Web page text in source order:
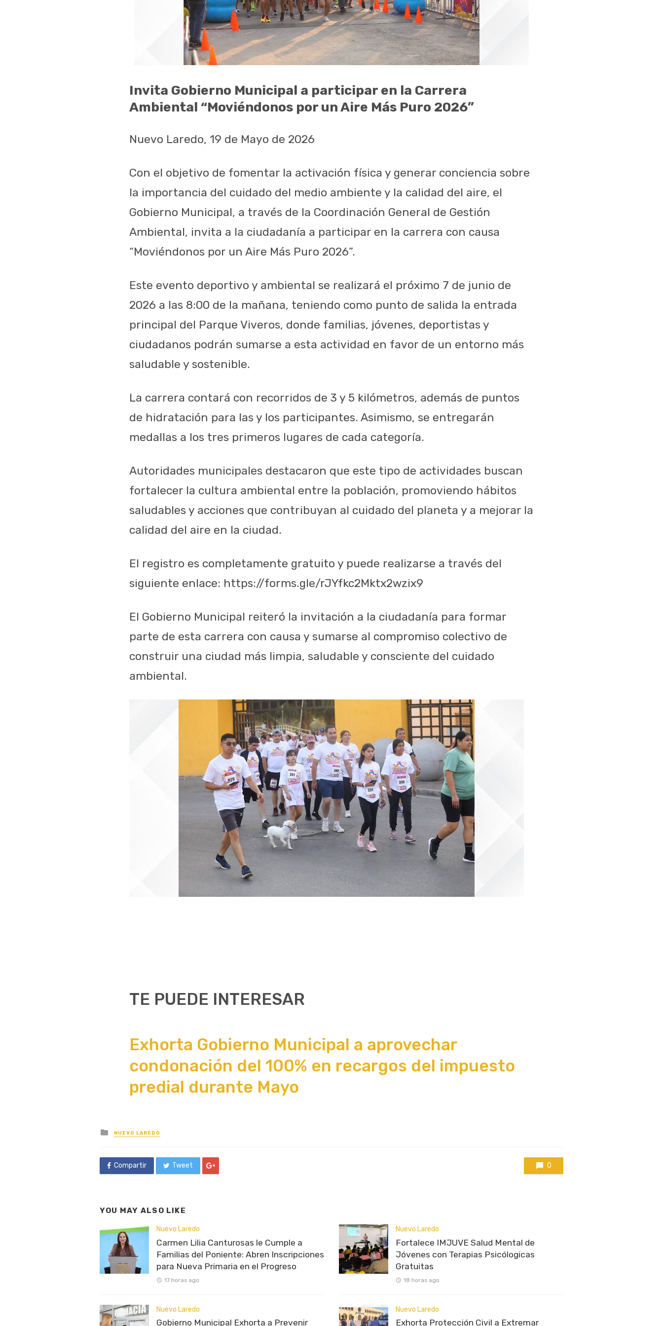
Invita Gobierno Municipal a participar en la Carrera
Ambiental “Moviéndonos por un Aire Más Puro 2026”
Nuevo Laredo, 19 de Mayo de 2026
Con el objetivo de fomentar la activación física y generar conciencia sobre
la importancia del cuidado del medio ambiente y la calidad del aire, el
Gobierno Municipal, a través de la Coordinación General de Gestión
Ambiental, invita a la ciudadanía a participar en la carrera con causa
“Moviéndonos por un Aire Más Puro 2026”.
Este evento deportivo y ambiental se realizará el próximo 7 de junio de
2026 a las 8:00 de la mañana, teniendo como punto de salida la entrada
principal del Parque Viveros, donde familias, jóvenes, deportistas y
ciudadanos podrán sumarse a esta actividad en favor de un entorno más
saludable y sostenible.
La carrera contará con recorridos de 3 y 5 kilómetros, además de puntos
de hidratación para las y los participantes. Asimismo, se entregarán
medallas a los tres primeros lugares de cada categoría.
Autoridades municipales destacaron que este tipo de actividades buscan
fortalecer la cultura ambiental entre la población, promoviendo hábitos
saludables y acciones que contribuyan al cuidado del planeta y a mejorar la
calidad del aire en la ciudad.
El registro es completamente gratuito y puede realizarse a través del
siguiente enlace: https://forms.gle/rJYfkc2Mktx2wzix9
El Gobierno Municipal reiteró la invitación a la ciudadanía para formar
parte de esta carrera con causa y sumarse al compromiso colectivo de
construir una ciudad más limpia, saludable y consciente del cuidado
ambiental.
TE PUEDE INTERESAR
Exhorta Gobierno Municipal a aprovechar
condonación del 100% en recargos del impuesto
predial durante Mayo
Posted
in
NUEVO LAREDO
Compartir Tweet 0
YOU MAY ALSO LIKE
Nuevo Laredo
Carmen Lilia Canturosas le Cumple a
Familias del Poniente: Abren Inscripciones
para Nueva Primaria en el Progreso
17 horas ago
Nuevo Laredo
Gobierno Municipal Exhorta a Prevenir
Nuevo Laredo
Fortalece IMJUVE Salud Mental de
Jóvenes con Terapias Psicólogicas
Gratuitas
18 horas ago
Nuevo Laredo
Exhorta Protección Civil a Extremar